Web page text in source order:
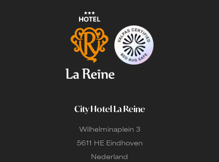
City Hotel La Reine
Wilhelminaplein 3
5611 HE Eindhoven
Nederland